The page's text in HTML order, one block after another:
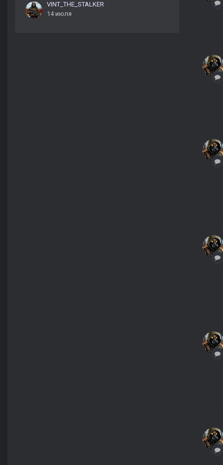
VINT_THE_STALKER
14 июля